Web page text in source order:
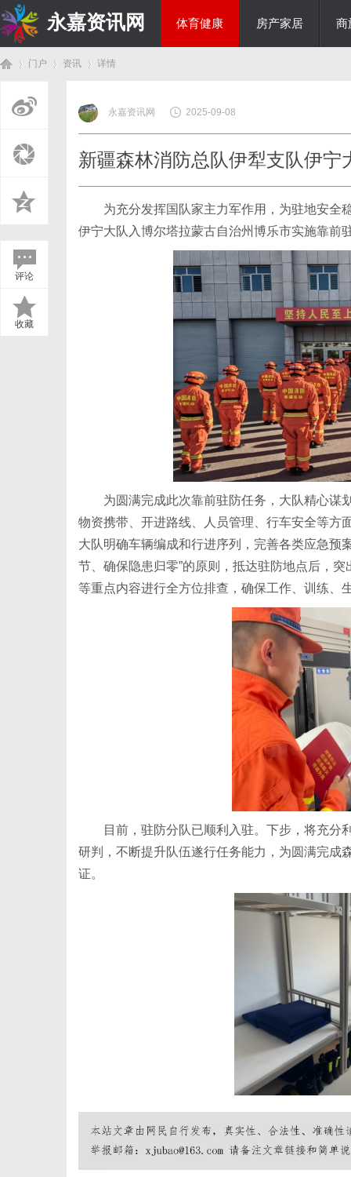
永嘉资讯网 体育健康 房产家居 商
门户 资讯
›
详情
评论
收藏
永嘉资讯网 2025-09-08
新疆森林消防总队伊犁支队伊
为充分发挥国队家主力军作用，为驻地安全
伊宁大队入博尔塔拉蒙古自治州博乐市实施靠前
为圆满完成此次靠前驻防任务，大队精心谋
物资携带、开进路线、人员管理、行车安全等方
大队明确车辆编成和行进序列，完善各类应急预
节、确保隐患归零”的原则，抵达驻防地点后，
等重点内容进行全方位排查，确保工作、训练、
目前，驻防分队已顺利入驻。下步，将充分
研判，不断提升队伍遂行任务能力，为圆满完成
证。